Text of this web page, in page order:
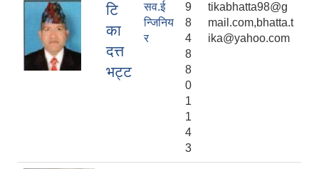
टि
का
दत्त
भट्ट
सव.ई
न्जिनिय
र
9
8
4
8
8
0
1
1
4
3
tikabhatta98@g
mail.com,bhatta.t
ika@yahoo.com